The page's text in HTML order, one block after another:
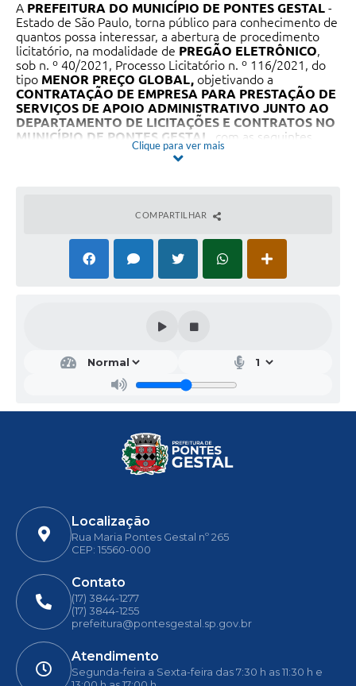
A PREFEITURA DO MUNICÍPIO DE PONTES GESTAL -
Estado de São Paulo, torna público para conhecimento de
quantos possa interessar, a abertura de procedimento
licitatório, na modalidade de PREGÃO ELETRÔNICO,
sob n. º 40/2021, Processo Licitatório n. º 116/2021, do
tipo MENOR PREÇO GLOBAL, objetivando a
CONTRATAÇÃO DE EMPRESA PARA PRESTAÇÃO DE
SERVIÇOS DE APOIO ADMINISTRATIVO JUNTO AO
DEPARTAMENTO DE LICITAÇÕES E CONTRATOS NO
MUNICÍPIO DE PONTES GESTAL
, com as seguintes
O recebimento das Propostas acontecerá até o dia
(Horário de Brasília), no endereço portal de compras do
municipio de Pontes Gestal –
http://177.39.87.101:5656/comprasedital/;
Dia, horário e local para leitura e obtenção edital.
www.pontesgestal.sp.gov.br – Aba Editais de licitação.
Presencialmente:
De segunda a sexta-feira (em dias de expediente), das
08:00h às 13:00h, no Setor de Licitações da Prefeitura, à
Rua Maria Pontes Gestal, n. º 265, Centro, Pontes
texto do Edital e dos anexos, as cópias dos mesmos
poderão ser retiradas no Setor de Licitações.
Dúvidas, solicitações, pedidos de impugnação e recursos
referente ao edital no e-mail
Pontes Gestal/SP, 13 de dezembro de 2.021.
Esmeraldo Cristiano Carolino
Prefeito Municipal
Clique para ver mais
COMPARTILHAR
Localização
Rua Maria Pontes Gestal nº 265
CEP: 15560-000
Contato
(17) 3844-1277
(17) 3844-1255
prefeitura@pontesgestal.sp.gov.br
Atendimento
Segunda-feira a Sexta-feira das 7:30 h as 11:30 h e